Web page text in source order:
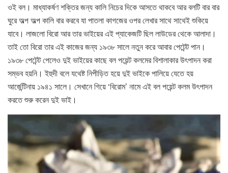
ওই বল। মাধ্যাকর্ষণ শক্তির জন্য কালি নিচের দিকে আসতে থাকবে আর বলটি বার বার
ঘুরে অল্প অল্প কালি বার করবে যা পাতলা কাগজের ওপর লেখার সাথে সাথেই শুকিয়ে
যাবে। লাজলো বিরো আর তার ভাইয়ের এই প্যাকেজটি ছিল লাউডের থেকে আলাদা।
তাই তো বিরো তার এই কাজের জন্য ১৯৩৮ সালে নতুন করে আবার পেটেন্ট পান।
১৯৩৮ পেটেন্ট পেলেও দুই ভাইয়ের কাছে বল পয়েন্ট কলমের বিশালাকার উৎপাদন করা
সম্ভব হয়নি। ইহুদী বলে যথেষ্ট নিপীড়িত হয়ে দুই ভাইকে পালিয়ে যেতে হয়
আর্জেন্টিনায় ১৯৪১ সালে। সেখানে গিয়ে ‘বিরোম’ নামে এই বল পয়েন্ট কলম উৎপাদন
করতে শুরু করেন দুই ভাই।